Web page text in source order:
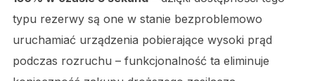
typu rezerwy są one w stanie bezproblemowo
uruchamiać urządzenia pobierające wysoki prąd
podczas rozruchu – funkcjonalność ta eliminuje